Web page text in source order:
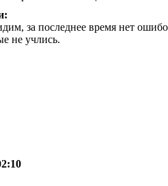
за последнее время нет
не учлись.